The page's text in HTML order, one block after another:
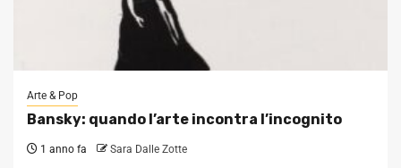
Arte & Pop
Bansky: quando l’arte incontra l’incognito
1 anno fa Sara Dalle Zotte